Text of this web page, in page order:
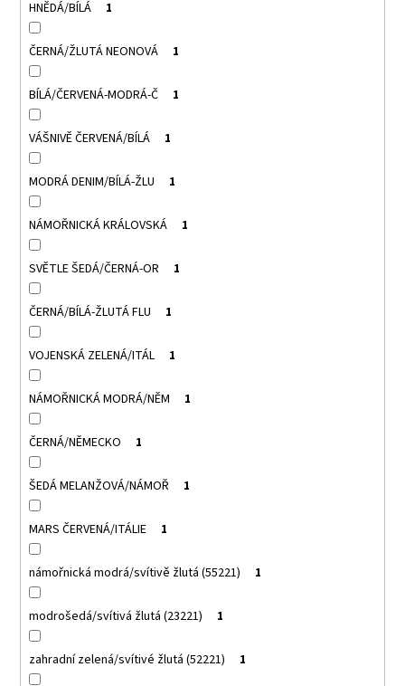
HNĚDÁ/BÍLÁ 1
ČERNÁ/ŽLUTÁ NEONOVÁ 1
BÍLÁ/ČERVENÁ-MODRÁ-Č 1
VÁŠNIVĚ ČERVENÁ/BÍLÁ 1
MODRÁ DENIM/BÍLÁ-ŽLU 1
NÁMOŘNICKÁ KRÁLOVSKÁ 1
SVĚTLE ŠEDÁ/ČERNÁ-OR 1
ČERNÁ/BÍLÁ-ŽLUTÁ FLU 1
VOJENSKÁ ZELENÁ/ITÁL 1
NÁMOŘNICKÁ MODRÁ/NĚM 1
ČERNÁ/NĚMECKO 1
ŠEDÁ MELANŽOVÁ/NÁMOŘ 1
MARS ČERVENÁ/ITÁLIE 1
námořnická modrá/svítivě žlutá (55221) 1
modrošedá/svítivá žlutá (23221) 1
zahradní zelená/svítivé žlutá (52221) 1